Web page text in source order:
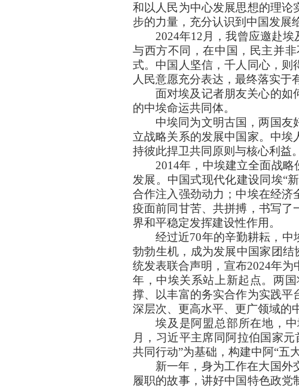
和以人民为中心发展思想的理论
步的力量，充分认识到中国发展
2024年12月，我曾应邀赴
与西方不同，在中国，民主并
式。中国人坚信，千人同心，则
人民意愿充分表达，最终落实于
面对埃及记者朋友关心的如
的中埃命运共同体。
中埃同为文明古国，两国友
立战略关系的发展中国家。中
持彼此捍卫共同原则与核心利益
2014年，中埃建立全面战
发展。中国式现代化建设同埃“
合作注入强劲动力；中埃在经济
疫面前同甘苦、共拼搏，书写了
界和平稳定发挥建设性作用。
经过近70年的辛勤耕耘，中
勃勃生机，成为发展中国家团
统发表联合声明，宣布2024年
年，中埃关系站上新起点。两
撑、以丰富的务实合作为实践平
深层次、更高水平、更广领域的
埃及是阿盟总部所在地，
月，习近平主席同阿拉伯国家
共同行动”为基础，构建中阿“五
新一年，身为工作在大国外
履职的故事，讲好中国特色政党